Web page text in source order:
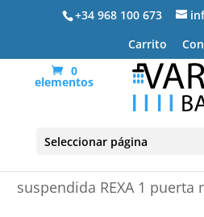
+34 968 100 673
Carrito
0
elementos
Seleccionar página
suspendida REXA 1 puerta